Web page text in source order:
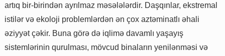
artıq bir-birindən ayrılmaz məsələlərdir. Daşqınlar, ekstremal
istilər və ekoloji problemlərdən ən çox aztəminatlı əhali
əziyyət çəkir. Buna görə də iqlimə davamlı yaşayış
sistemlərinin qurulması, mövcud binaların yenilənməsi və